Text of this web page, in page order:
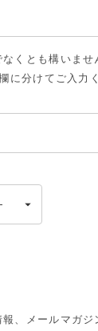
くとも構いま
に分けてご入力
、メールマガ